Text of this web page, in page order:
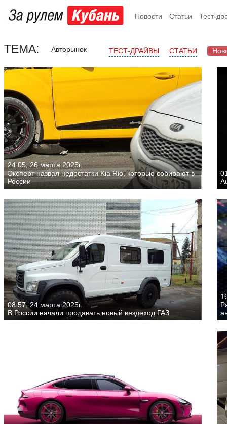
Новости Статьи Тест-
ТЕМА: Авторынок ТЕСТ-ДРАЙВЫ СТАТЬИ
24:05, 26 марта 2025г.
Эксперт назвал недостатки Kia Rio, которые собирают в
России
08:57, 24 марта 2025г.
В России начали продавать новый вездеход ГАЗ